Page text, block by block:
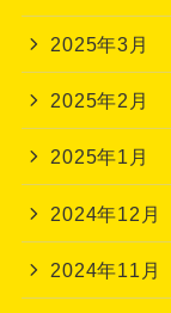
2025年3月
2025年2月
2025年1月
2024年12月
2024年11月